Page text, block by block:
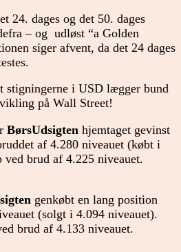
24. dages og det 50. dages
– og udløst “a Golden
siger afvent, da det 24 dages
stigningerne i USD lægger bund
på Wall Street!
BørsUdsigten hjemtaget gevinst
af 4.280 niveauet (købt i
ved brud af 4.225 niveauet.
genkøbt en lang position
(solgt i 4.094 niveauet).
brud af 4.133 niveauet.